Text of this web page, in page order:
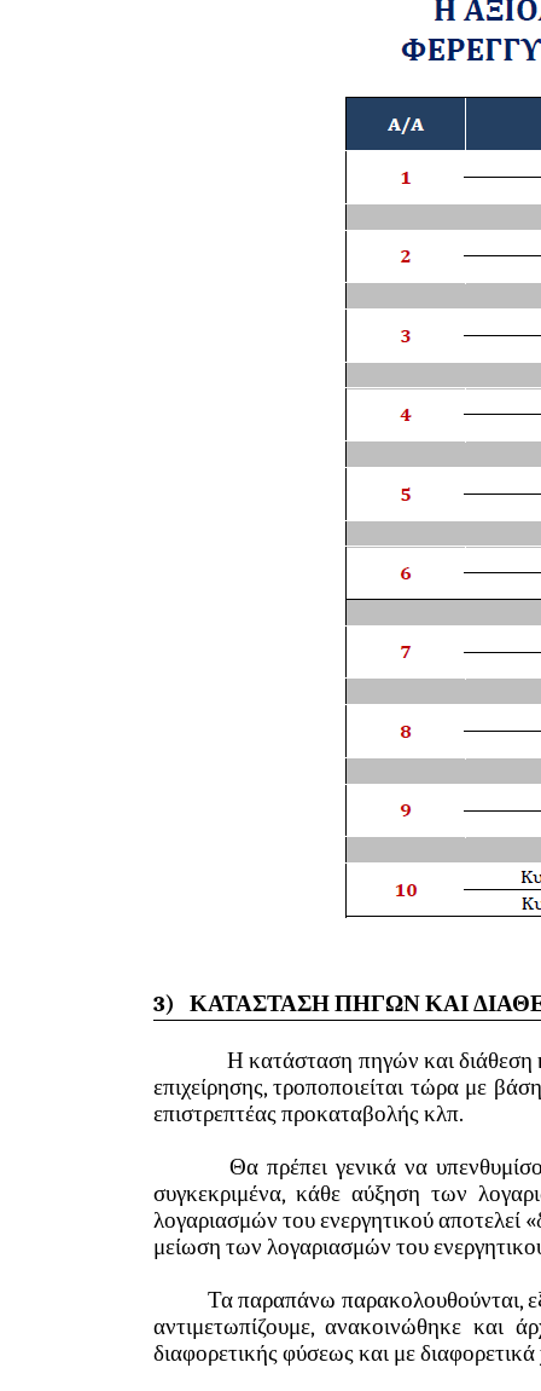
3) ΚΑΤΑΣΤΑΣΗ ΠΗΓΩΝ ΚΑΙ
Η κατάσταση πηγών και διάθεση
επιχείρησης, τροποποιείται τώρα με
επιστρεπτέας προκαταβολής κλπ.
Θα πρέπει γενικά να
συγκεκριμένα, κάθε αύξηση των
λογαριασμών του ενεργητικού αποτελεί
μείωση των λογαριασμών του
Τα παραπάνω παρακολουθούνται,
αντιμετωπίζουμε, ανακοινώθηκε και
διαφορετικής φύσεως και με